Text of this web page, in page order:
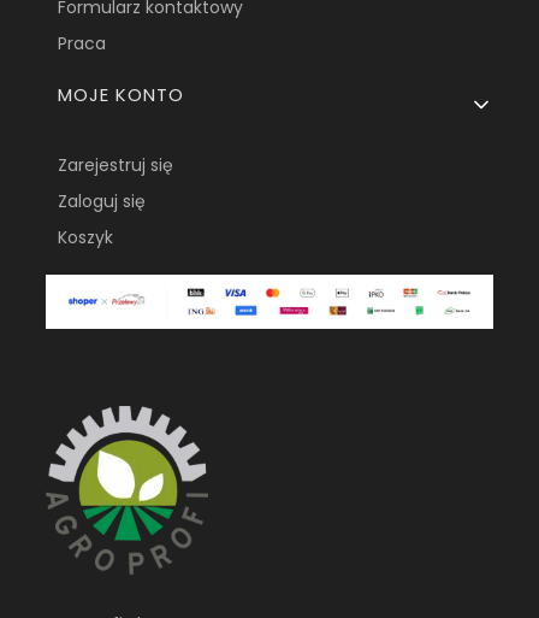
Formularz kontaktowy
Praca
MOJE KONTO
Zarejestruj się
Zaloguj się
Koszyk